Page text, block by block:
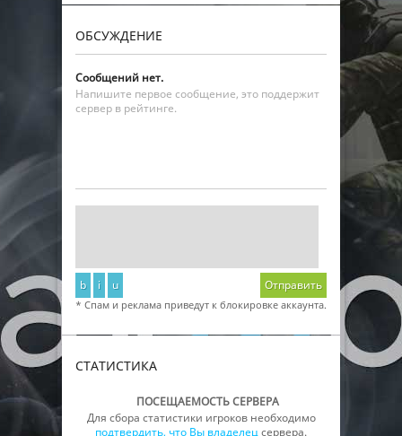
ОБСУЖДЕНИЕ
Сообщений нет.
Напишите первое сообщение, это поддержит
сервер в рейтинге.
b i u Отправить
* Спам и реклама приведут к блокировке аккаунта.
СТАТИСТИКА
ПОСЕЩАЕМОСТЬ СЕРВЕРА
Для сбора статистики игроков необходимо
подтвердить, что Вы владелецсервера.